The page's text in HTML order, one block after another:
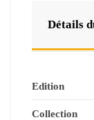
Détails
Edition
Collection